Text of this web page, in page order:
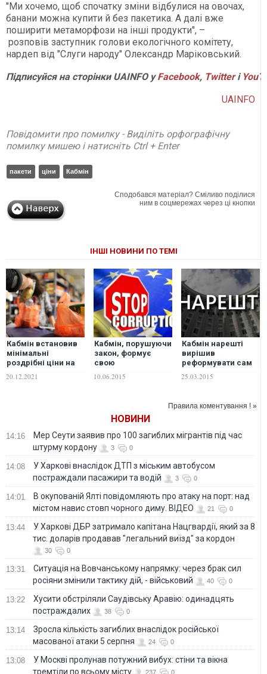
"Ми хочемо, щоб спочатку зміни відбулися на овочах,
банани можна купити й без пакетика. А далі вже
поширити метаморфози на інші продукти", –
розповів заступник голови екологічного комітету,
нардеп від "Слуги народу" Олександр Маріковський.
Підписуйся на сторінки UAINFO уFacebook, Twitterі
UAINFO
Повідомити про помилку - Виділіть орфографічну
помилку мишею і натисніть Ctrl + Enter
пакети ціни Кабмін
Сподобався матеріал? Сміливо поділися
ним в соцмережах через ці кнопки
ІНШІ НОВИНИ ПО ТЕМІ
Кабмін встановив
мінімальні
роздрібні ціни на
20.12.2021
Кабмін, порушуючи
закон, формує
свою
антикорупційну
10.06.2015
Кабмін нарешті
вирішив
реформувати сам
25.03.2015
Правила коментування ! »
НОВИНИ
14:16
Мер Сеути заявив про 100 загиблих мігрантів під час
штурму кордону
3 0
14:08
У Харкові внаслідок ДТП з міським автобусом
постраждали пасажири та водій
3 0
14:01
В окупованій Ялті повідомляють про атаку на порт: над
містом навис стовп чорного диму. ВІДЕО
21 0
13:44
У Харкові ДБР затримало капітана Нацгвардії, який за 8
тис. доларів продавав "легальний виїзд" за кордон
30 0
13:31
Ситуація на Вовчанському напрямку: через брак сил
росіяни змінили тактику дій, - військовий
40 0
13:22
Хусити обстріляли Саудівську Аравію: одинадцять
постраждалих
38 0
13:14
Зросла кількість загиблих внаслідок російської
масованої атаки 5 серпня
24 0
13:08
У Москві пролунав потужний вибух: стіни та вікна
тремтіли по всьому місту
237 0